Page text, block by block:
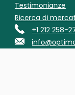
Testimonianze
Ricerca di
+1 212 258-